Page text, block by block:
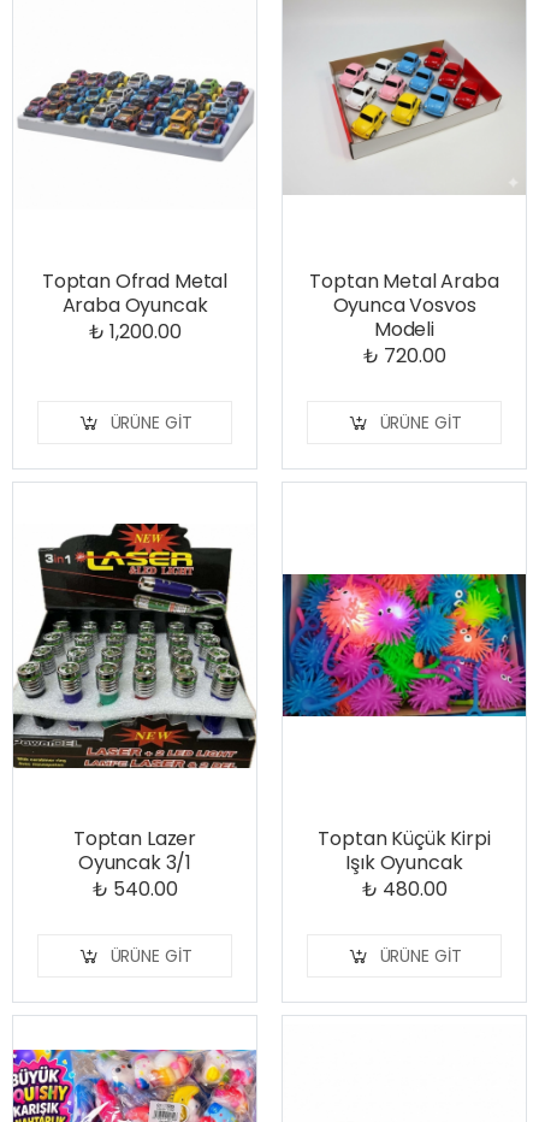
Toptan Ofrad Metal
Araba Oyuncak
₺ 1,200.00
ÜRÜNE GIT
Toptan Metal Araba
Oyunca Vosvos
Modeli
₺ 720.00
ÜRÜNE GIT
Toptan Lazer
Oyuncak 3/1
₺ 540.00
ÜRÜNE GIT
Toptan Küçük Kirpi
Işık Oyuncak
₺ 480.00
ÜRÜNE GIT